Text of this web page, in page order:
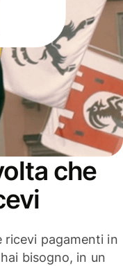
che
ricevi pagamenti in
bisogno, in un